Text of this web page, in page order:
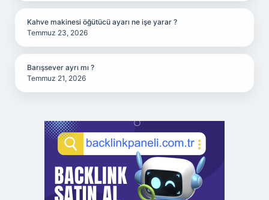
Kahve makinesi öğütücü ayarı ne işe yarar ?
Temmuz 23, 2026
Barışsever ayrı mı ?
Temmuz 21, 2026